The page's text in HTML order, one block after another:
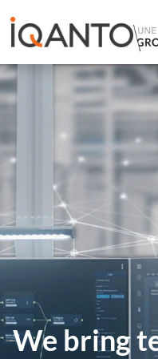
We bring